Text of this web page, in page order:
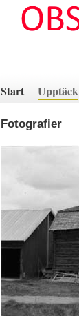
innehåll
Start Upptäck
Fotografier